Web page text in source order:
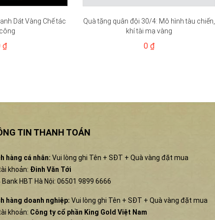
Dát Vàng Chế tác
₫
Quà tặng quân đội 30/4: Mô hình tàu chiến,
khí tài mạ vàng
0 ₫
TIN THANH TOÁN
hàng cá nhân: Vui lòng ghi Tên + SĐT + Quà vàng đặt mua
khoản: Đinh Văn Tới
Bank HBT Hà Nội: 06501 9899 6666
hàng doanh nghiệp: Vui lòng ghi Tên + SĐT + Quà vàng đặt mua
khoản: Công ty cổ phần King Gold Việt Nam